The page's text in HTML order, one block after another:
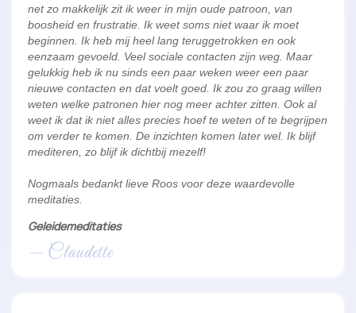
net zo makkelijk zit ik weer in mijn oude patroon, van
boosheid en frustratie. Ik weet soms niet waar ik moet
beginnen. Ik heb mij heel lang teruggetrokken en ook
eenzaam gevoeld. Veel sociale contacten zijn weg. Maar
gelukkig heb ik nu sinds een paar weken weer een paar
nieuwe contacten en dat voelt goed. Ik zou zo graag willen
weten welke patronen hier nog meer achter zitten. Ook al
weet ik dat ik niet alles precies hoef te weten of te begrijpen
om verder te komen. De inzichten komen later wel. Ik blijf
mediteren, zo blijf ik dichtbij mezelf!
Nogmaals bedankt lieve Roos voor deze waardevolle
meditaties.
Geleidemeditaties
— Claudette